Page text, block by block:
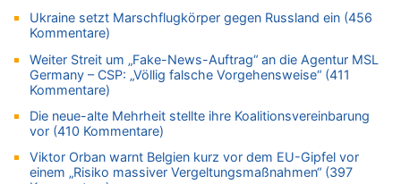
08.08.2026 - 20:09 von Dax zu
08.08.2026 - 20:06 von Dax zu
Zweite Hitzewelle in diesem Sommer ist jetzt amtlich
08.08.2026 - 19:00 von Peter G zu
Leipzig, Mechernich und die Frage: Wer steckt hinter den
Drohnen mit Strengstoff? War es Russland?
08.08.2026 - 18:48 von Marcel Scholzen Eimerscheid zu
Ukraine setzt Marschflugkörper gegen Russland ein (456
Kommentare)
Weiter Streit um „Fake-News-Auftrag“ an die Agentur MSL
Germany – CSP: „Völlig falsche Vorgehensweise“ (411
Kommentare)
Die neue-alte Mehrheit stellte ihre Koalitionsvereinbarung
vor (410 Kommentare)
Viktor Orban warnt Belgien kurz vor dem EU-Gipfel vor
einem „Risiko massiver Vergeltungsmaßnahmen“ (397